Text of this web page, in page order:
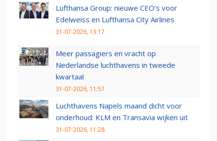
Lufthansa Group: nieuwe CEO’s voor
Edelweiss en Lufthansa City Airlines
31-07-2026, 13:17
Meer passagiers en vracht op
Nederlandse luchthavens in tweede
kwartaal
31-07-2026, 11:57
Luchthavens Napels maand dicht voor
onderhoud: KLM en Transavia wijken uit
31-07-2026, 11:28